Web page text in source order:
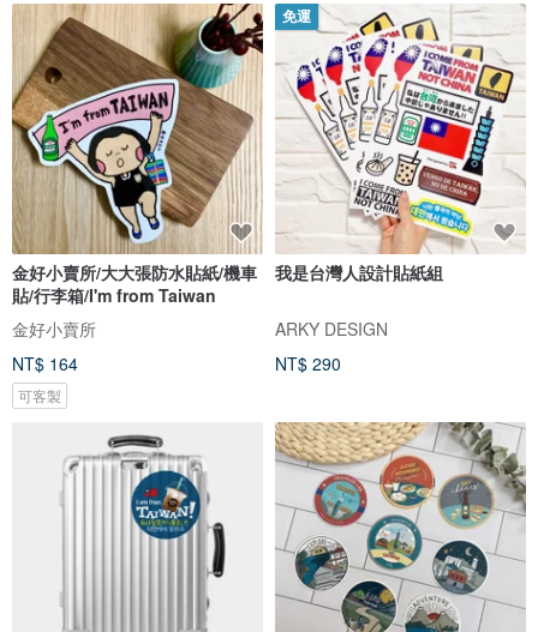
金好小賣所/大大張防水貼紙/機車
貼/行李箱/I'm from Taiwan
金好小賣所
NT$ 164
可客製
免運
我是台灣人設計貼紙組
ARKY DESIGN
NT$ 290